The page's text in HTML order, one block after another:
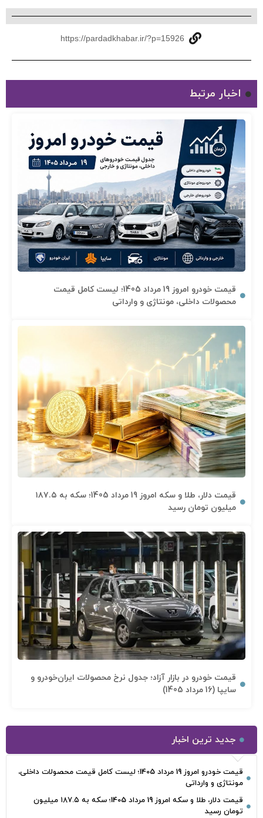
https://pardadkhabar.ir/?p=15926
اخبار مرتبط
قیمت خودرو امروز 19 مرداد 1405؛ لیست کامل قیمت
محصولات داخلی، مونتاژی و وارداتی
قیمت دلار، طلا و سکه امروز 19 مرداد 1405؛ سکه به ۱۸۷.۵
میلیون تومان رسید
قیمت خودرو در بازار آزاد؛ جدول نرخ محصولات ایران‌خودرو و
سایپا (16 مرداد 1405)
جدید ترین اخبار
قیمت خودرو امروز 19 مرداد 1405؛ لیست کامل قیمت محصولات داخلی،
مونتاژی و وارداتی
قیمت دلار، طلا و سکه امروز 19 مرداد 1405؛ سکه به ۱۸۷.۵ میلیون
تومان رسید